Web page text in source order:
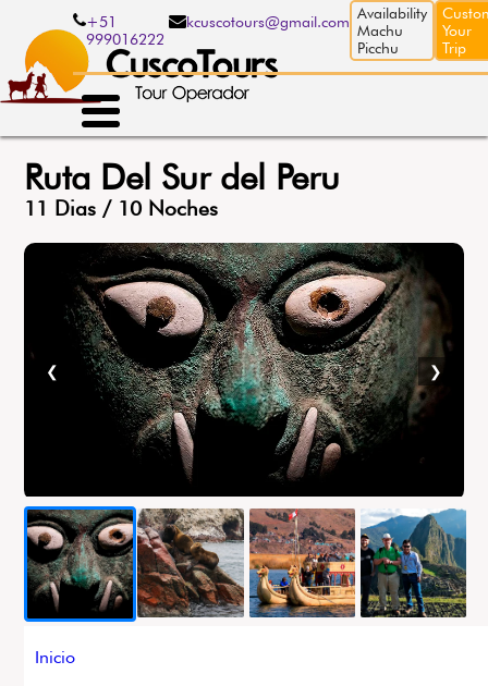
contenido
principal
+51
999016222
kcuscotours@gmail.com Availability
Machu
Picchu
Your
Trip
Ruta Del Sur del Peru
11 Dias / 10 Noches
❮ ❯
Ruta
Inicio